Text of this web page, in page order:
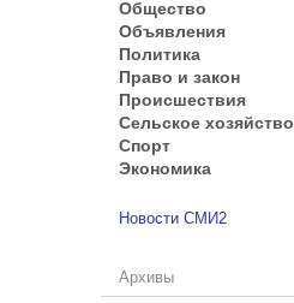
Общество
Объявления
Политика
Право и закон
Происшествия
Сельское хозяйство
Спорт
Экономика
Новости СМИ2
Архивы